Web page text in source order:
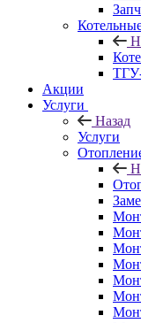
Акции
Услуги
Назад
Услуги